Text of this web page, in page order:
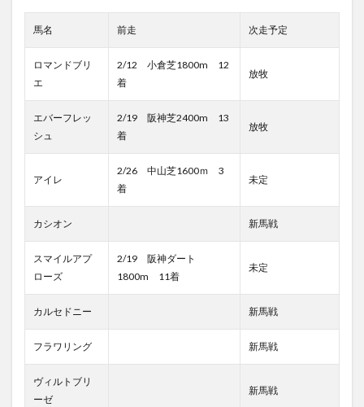
馬名 前走 次走予定
ロマンドブリ
エ
2/12 小倉芝1800m 12
着
放牧
エバーフレッ
シュ
2/19 阪神芝2400m 13
着
放牧
アイレ
2/26 中山芝1600ｍ 3
着
未定
カシオン 新馬戦
スマイルアプ
ローズ
2/19 阪神ダート
1800m 11着
未定
カルセドニー 新馬戦
フラワリング 新馬戦
ヴィルトブリ
ーゼ
新馬戦